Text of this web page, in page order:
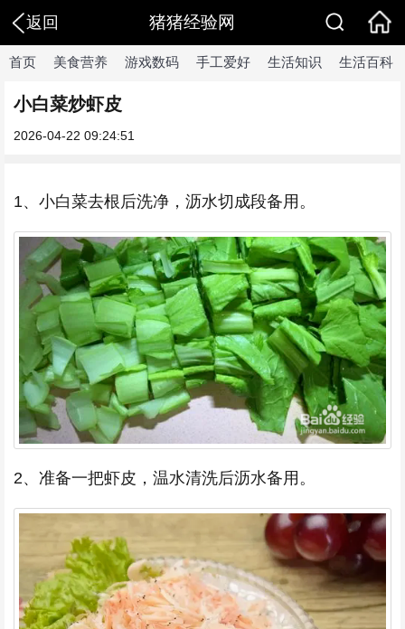
返回 猪猪经验网
首页 美食营养 游戏数码 手工爱好 生活知识 生活百科
小白菜炒虾皮
2026-04-22 09:24:51
1、小白菜去根后洗净，沥水切成段备用。
2、准备一把虾皮，温水清洗后沥水备用。